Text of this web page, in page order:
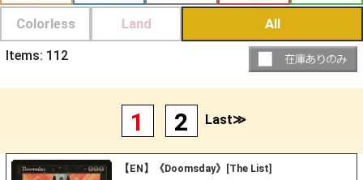
Colorless Land All
Items: 112
1 2 Last≫
【EN】《Doomsday》[The List]